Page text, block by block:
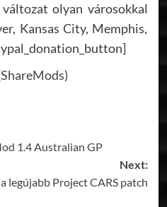
olyan városokkal
Kansas City, Memphis,
1.4 Australian GP
Next:
legújabb Project CARS patch